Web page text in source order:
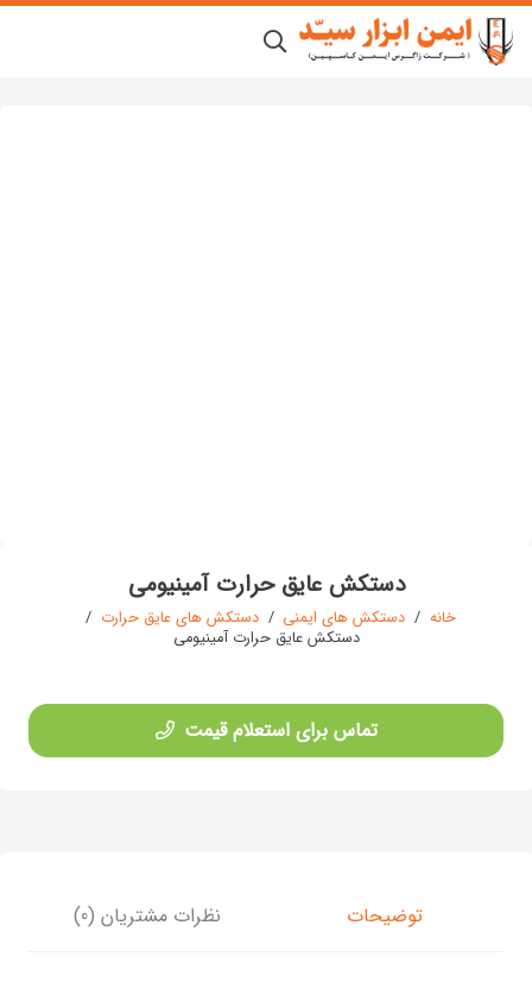
دستکش عایق حرارت آمینیومی
خانه / دستکش های ایمنی / دستکش های عایق حرارت /
دستکش عایق حرارت آمینیومی
تماس برای استعلام قیمت
توضیحات نظرات مشتریان (0)